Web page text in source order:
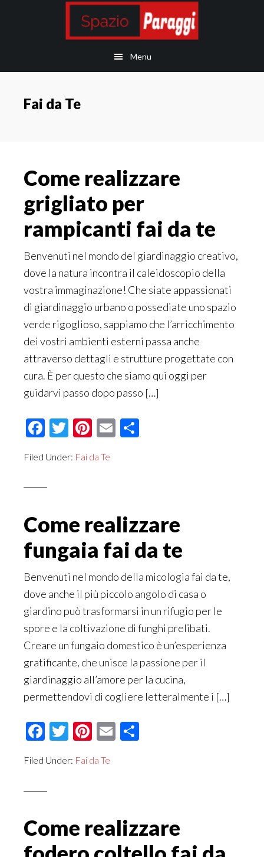
Menu
Fai da Te
Come realizzare
grigliato per
rampicanti fai da te
Benvenuti nel mondo del giardinaggio creativo,
dove la natura incontra il caleidoscopio della
vostra immaginazione! Che siate appassionati
di giardinaggio urbano o possediate uno spazio
verde rigoglioso, sappiamo che l’arricchimento
dei vostri ambienti esterni passa anche
attraverso dettagli e strutture progettate con
cura. È per questo che siamo qui oggi per
guidarvi passo dopo passo […]
Facebook
Twitter
Pinterest
Email
Filed Under: Fai da Te
Come realizzare
fungaia fai da te
Benvenuti nel mondo della micologia fai da te,
dove anche il più piccolo angolo di casa o
giardino può trasformarsi in un rifugio per le
spore e la coltivazione di funghi prelibati.
Creare un fungaio domestico è un’esperienza
gratificante, che unisce la passione per il
giardinaggio all’amore per la cucina,
permettendovi di cogliere letteralmente i […]
Facebook
Twitter
Pinterest
Email
Filed Under: Fai da Te
Come realizzare